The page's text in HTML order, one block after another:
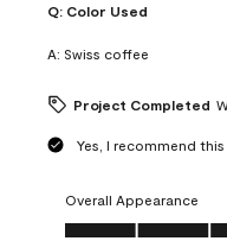
Q: Color Used
A: Swiss coffee
Project Completed
Yes, I recommend
Overall Appearance
Overall Appearance,